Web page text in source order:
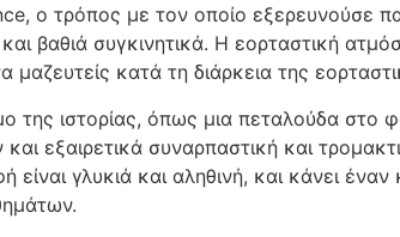
ο τρόπος με τον οποίο εξερευνούσε
βαθιά συγκινητικά. Η εορταστική
μαζευτείς κατά τη διάρκεια της
της ιστορίας, όπως μια πεταλούδα στο
εξαιρετικά συναρπαστική και
γλυκιά και αληθινή, και κάνει